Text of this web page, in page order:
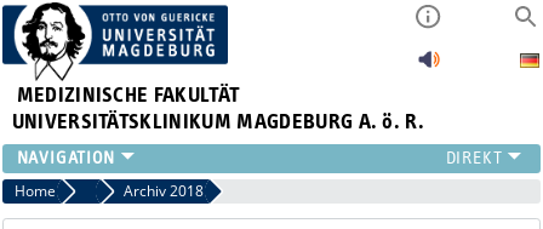
MEDIZINISCHE FAKULTÄT
UNIVERSITÄTSKLINIKUM MAGDEBURG A. ö. R.
INSTITUTE
KLINIKEN
Home Archiv News
Archiv 2018